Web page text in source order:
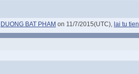
DUONG BAT PHAM on 11/7/2015(UTC), lai tu tien